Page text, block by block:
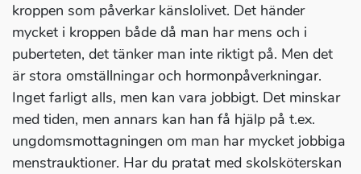
kroppen som påverkar känslolivet. Det händer
mycket i kroppen både då man har mens och i
puberteten, det tänker man inte riktigt på. Men det
är stora omställningar och hormonpåverkningar.
Inget farligt alls, men kan vara jobbigt. Det minskar
med tiden, men annars kan han få hjälp på t.ex.
ungdomsmottagningen om man har mycket jobbiga
menstrauktioner. Har du pratat med skolsköterskan